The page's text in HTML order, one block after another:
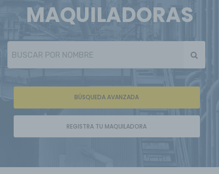
MAQUILADORAS
BÚSQUEDA AVANZADA
REGISTRA TU MAQUILADORA